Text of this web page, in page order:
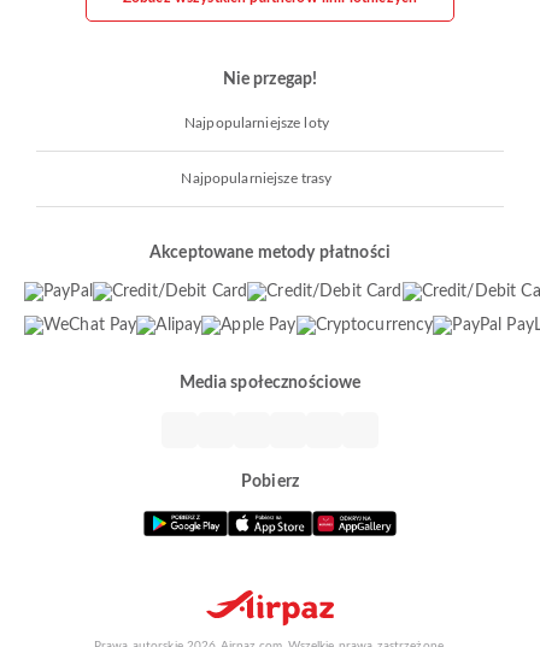
Nie przegap!
Najpopularniejsze loty
Najpopularniejsze trasy
Akceptowane metody płatności
Media społecznościowe
Pobierz